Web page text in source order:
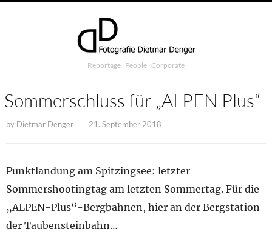
Reportage ∙ People ∙ Corporate
Sommerschluss für „ALPEN Plus“
by Dietmar Denger 21. September 2018
Punktlandung am Spitzingsee: letzter
Sommershootingtag am letzten Sommertag. Für die
„ALPEN-Plus“-Bergbahnen, hier an der Bergstation
der Taubensteinbahn…